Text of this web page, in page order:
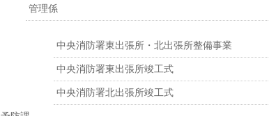
管理係
中央消防署東出張所・北出張所整備事業
中央消防署東出張所竣工式
中央消防署北出張所竣工式